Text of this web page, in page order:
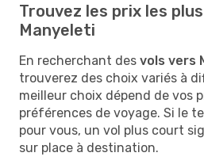
Trouvez les prix les
Manyeleti
En recherchant des vols vers
trouverez des choix variés à
meilleur choix dépend de vos
préférences de voyage. Si le
pour vous, un vol plus court
sur place à destination.